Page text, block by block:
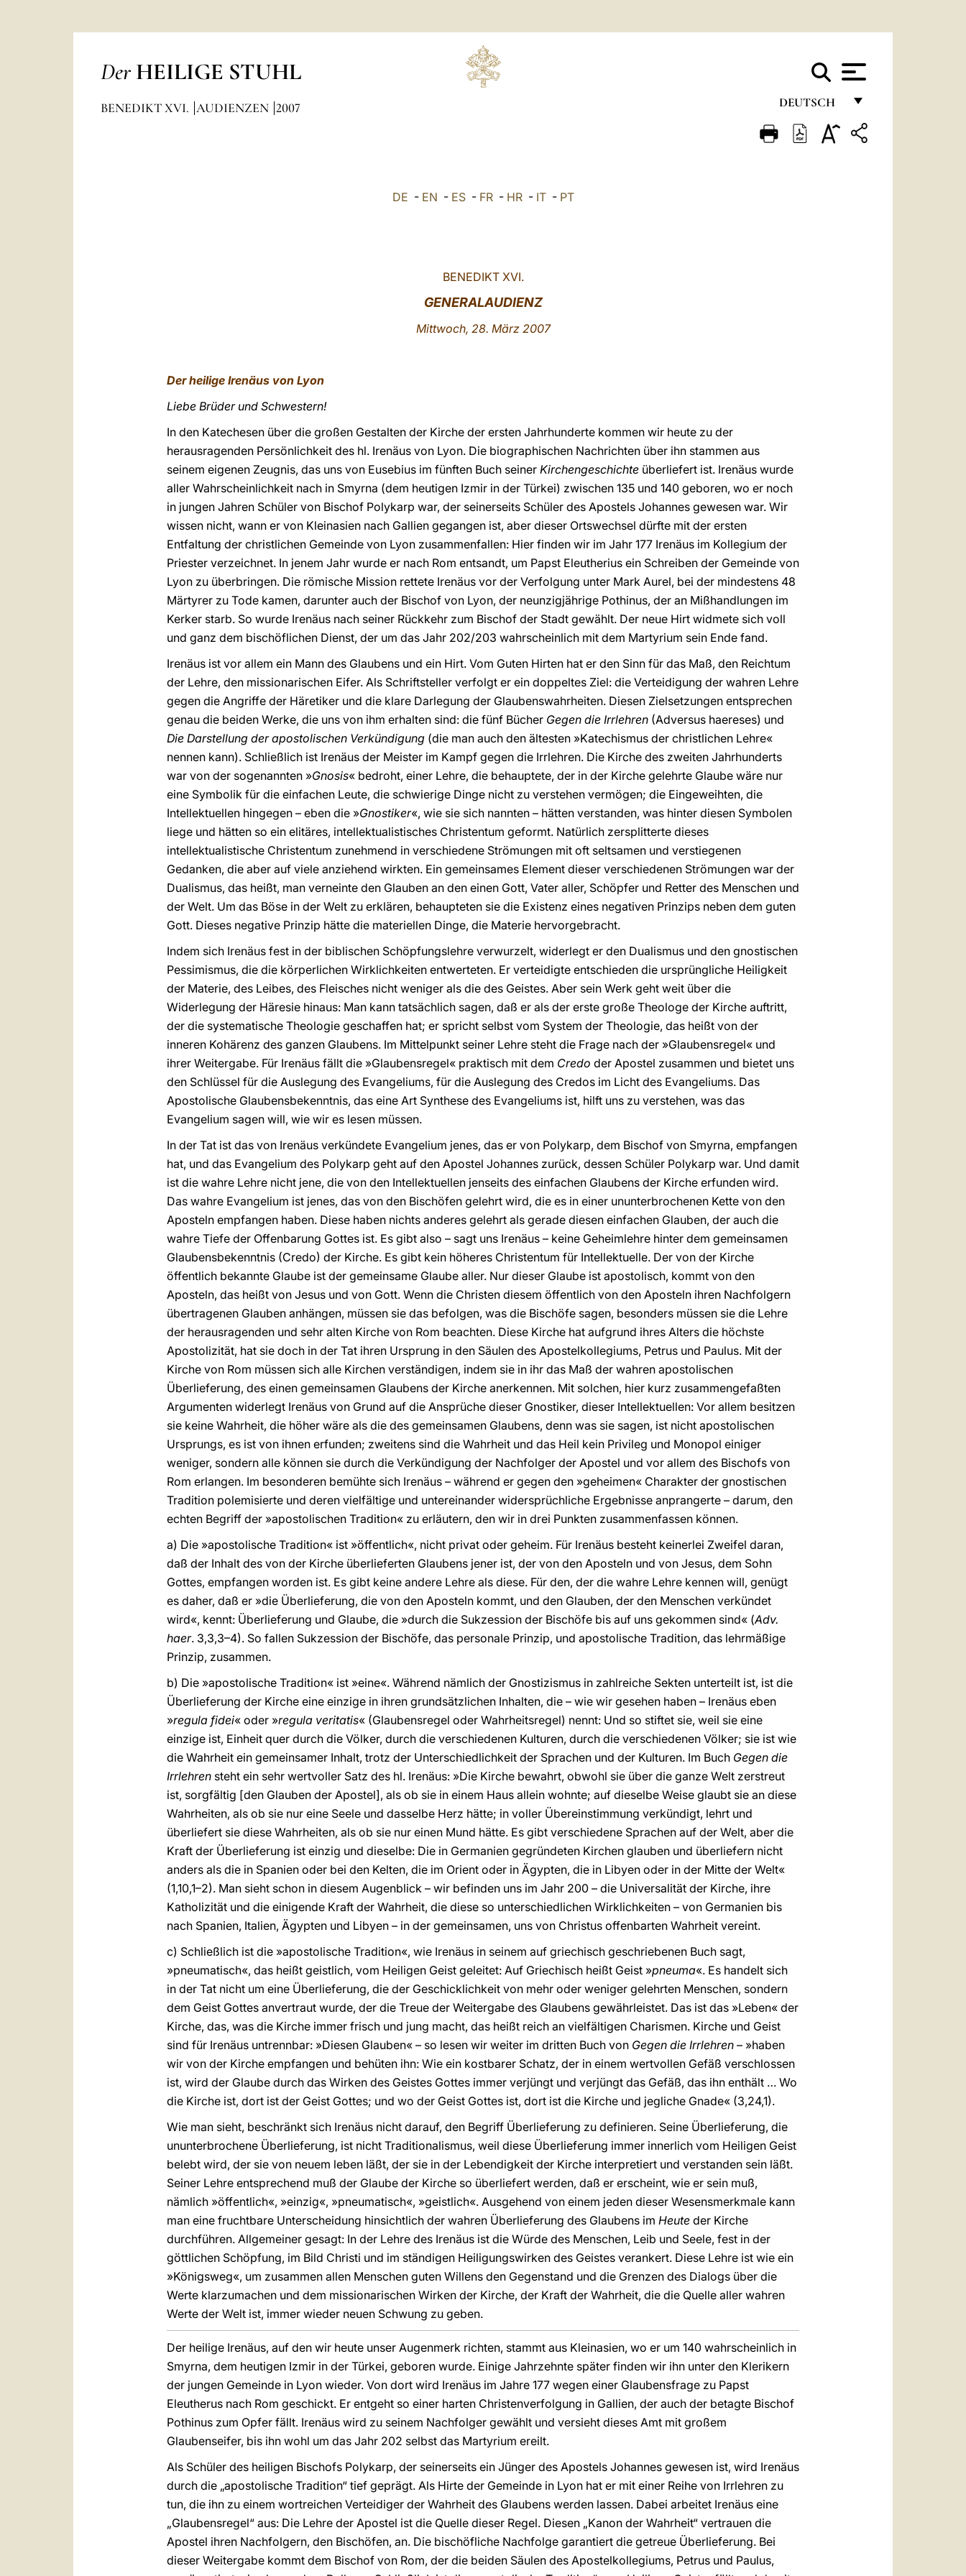
Der HEILIGE STUHL
DEUTSCH
FRANÇAIS
BENEDIKT XVI. AUDIENZEN 2007
DE - EN - ES- FR- HR- IT- PT
BENEDIKT XVI.
GENERALAUDIENZ
Mittwoch, 28. März 2007
Der heilige Irenäus von Lyon
Liebe Brüder und Schwestern!
In den Katechesen über die großen Gestalten der Kirche der ersten Jahrhunderte kommen wir heute zu der
herausragenden Persönlichkeit des hl. Irenäus von Lyon. Die biographischen Nachrichten über ihn stammen aus
seinem eigenen Zeugnis, das uns von Eusebius im fünften Buch seiner Kirchengeschichte überliefert ist. Irenäus wurde
aller Wahrscheinlichkeit nach in Smyrna (dem heutigen Izmir in der Türkei) zwischen 135 und 140 geboren, wo er noch
in jungen Jahren Schüler von Bischof Polykarp war, der seinerseits Schüler des Apostels Johannes gewesen war. Wir
wissen nicht, wann er von Kleinasien nach Gallien gegangen ist, aber dieser Ortswechsel dürfte mit der ersten
Entfaltung der christlichen Gemeinde von Lyon zusammenfallen: Hier finden wir im Jahr 177 Irenäus im Kollegium der
Priester verzeichnet. In jenem Jahr wurde er nach Rom entsandt, um Papst Eleutherius ein Schreiben der Gemeinde von
Lyon zu überbringen. Die römische Mission rettete Irenäus vor der Verfolgung unter Mark Aurel, bei der mindestens 48
Märtyrer zu Tode kamen, darunter auch der Bischof von Lyon, der neunzigjährige Pothinus, der an Mißhandlungen im
Kerker starb. So wurde Irenäus nach seiner Rückkehr zum Bischof der Stadt gewählt. Der neue Hirt widmete sich voll
und ganz dem bischöflichen Dienst, der um das Jahr 202/203 wahrscheinlich mit dem Martyrium sein Ende fand.
Irenäus ist vor allem ein Mann des Glaubens und ein Hirt. Vom Guten Hirten hat er den Sinn für das Maß, den Reichtum
der Lehre, den missionarischen Eifer. Als Schriftsteller verfolgt er ein doppeltes Ziel: die Verteidigung der wahren Lehre
gegen die Angriffe der Häretiker und die klare Darlegung der Glaubenswahrheiten. Diesen Zielsetzungen entsprechen
genau die beiden Werke, die uns von ihm erhalten sind: die fünf Bücher Gegen die Irrlehren (Adversus haereses) und
Die Darstellung der apostolischen Verkündigung (die man auch den ältesten »Katechismus der christlichen Lehre«
nennen kann). Schließlich ist Irenäus der Meister im Kampf gegen die Irrlehren. Die Kirche des zweiten Jahrhunderts
war von der sogenannten »Gnosis« bedroht, einer Lehre, die behauptete, der in der Kirche gelehrte Glaube wäre nur
eine Symbolik für die einfachen Leute, die schwierige Dinge nicht zu verstehen vermögen; die Eingeweihten, die
Intellektuellen hingegen – eben die »Gnostiker«, wie sie sich nannten – hätten verstanden, was hinter diesen Symbolen
liege und hätten so ein elitäres, intellektualistisches Christentum geformt. Natürlich zersplitterte dieses
intellektualistische Christentum zunehmend in verschiedene Strömungen mit oft seltsamen und verstiegenen
Gedanken, die aber auf viele anziehend wirkten. Ein gemeinsames Element dieser verschiedenen Strömungen war der
Dualismus, das heißt, man verneinte den Glauben an den einen Gott, Vater aller, Schöpfer und Retter des Menschen und
der Welt. Um das Böse in der Welt zu erklären, behaupteten sie die Existenz eines negativen Prinzips neben dem guten
Gott. Dieses negative Prinzip hätte die materiellen Dinge, die Materie hervorgebracht.
Indem sich Irenäus fest in der biblischen Schöpfungslehre verwurzelt, widerlegt er den Dualismus und den gnostischen
Pessimismus, die die körperlichen Wirklichkeiten entwerteten. Er verteidigte entschieden die ursprüngliche Heiligkeit
der Materie, des Leibes, des Fleisches nicht weniger als die des Geistes. Aber sein Werk geht weit über die
Widerlegung der Häresie hinaus: Man kann tatsächlich sagen, daß er als der erste große Theologe der Kirche auftritt,
der die systematische Theologie geschaffen hat; er spricht selbst vom System der Theologie, das heißt von der
inneren Kohärenz des ganzen Glaubens. Im Mittelpunkt seiner Lehre steht die Frage nach der »Glaubensregel« und
ihrer Weitergabe. Für Irenäus fällt die »Glaubensregel« praktisch mit dem Credo der Apostel zusammen und bietet uns
den Schlüssel für die Auslegung des Evangeliums, für die Auslegung des Credos im Licht des Evangeliums. Das
Apostolische Glaubensbekenntnis, das eine Art Synthese des Evangeliums ist, hilft uns zu verstehen, was das
Evangelium sagen will, wie wir es lesen müssen.
In der Tat ist das von Irenäus verkündete Evangelium jenes, das er von Polykarp, dem Bischof von Smyrna, empfangen
hat, und das Evangelium des Polykarp geht auf den Apostel Johannes zurück, dessen Schüler Polykarp war. Und damit
ist die wahre Lehre nicht jene, die von den Intellektuellen jenseits des einfachen Glaubens der Kirche erfunden wird.
Das wahre Evangelium ist jenes, das von den Bischöfen gelehrt wird, die es in einer ununterbrochenen Kette von den
Aposteln empfangen haben. Diese haben nichts anderes gelehrt als gerade diesen einfachen Glauben, der auch die
wahre Tiefe der Offenbarung Gottes ist. Es gibt also – sagt uns Irenäus – keine Geheimlehre hinter dem gemeinsamen
Glaubensbekenntnis (Credo) der Kirche. Es gibt kein höheres Christentum für Intellektuelle. Der von der Kirche
öffentlich bekannte Glaube ist der gemeinsame Glaube aller. Nur dieser Glaube ist apostolisch, kommt von den
Aposteln, das heißt von Jesus und von Gott. Wenn die Christen diesem öffentlich von den Aposteln ihren Nachfolgern
übertragenen Glauben anhängen, müssen sie das befolgen, was die Bischöfe sagen, besonders müssen sie die Lehre
der herausragenden und sehr alten Kirche von Rom beachten. Diese Kirche hat aufgrund ihres Alters die höchste
Apostolizität, hat sie doch in der Tat ihren Ursprung in den Säulen des Apostelkollegiums, Petrus und Paulus. Mit der
Kirche von Rom müssen sich alle Kirchen verständigen, indem sie in ihr das Maß der wahren apostolischen
Überlieferung, des einen gemeinsamen Glaubens der Kirche anerkennen. Mit solchen, hier kurz zusammengefaßten
Argumenten widerlegt Irenäus von Grund auf die Ansprüche dieser Gnostiker, dieser Intellektuellen: Vor allem besitzen
sie keine Wahrheit, die höher wäre als die des gemeinsamen Glaubens, denn was sie sagen, ist nicht apostolischen
Ursprungs, es ist von ihnen erfunden; zweitens sind die Wahrheit und das Heil kein Privileg und Monopol einiger
weniger, sondern alle können sie durch die Verkündigung der Nachfolger der Apostel und vor allem des Bischofs von
Rom erlangen. Im besonderen bemühte sich Irenäus – während er gegen den »geheimen« Charakter der gnostischen
Tradition polemisierte und deren vielfältige und untereinander widersprüchliche Ergebnisse anprangerte – darum, den
echten Begriff der »apostolischen Tradition« zu erläutern, den wir in drei Punkten zusammenfassen können.
a) Die »apostolische Tradition« ist »öffentlich«, nicht privat oder geheim. Für Irenäus besteht keinerlei Zweifel daran,
daß der Inhalt des von der Kirche überlieferten Glaubens jener ist, der von den Aposteln und von Jesus, dem Sohn
Gottes, empfangen worden ist. Es gibt keine andere Lehre als diese. Für den, der die wahre Lehre kennen will, genügt
es daher, daß er »die Überlieferung, die von den Aposteln kommt, und den Glauben, der den Menschen verkündet
wird«, kennt: Überlieferung und Glaube, die »durch die Sukzession der Bischöfe bis auf uns gekommen sind« (Adv.
haer. 3,3,3–4). So fallen Sukzession der Bischöfe, das personale Prinzip, und apostolische Tradition, das lehrmäßige
Prinzip, zusammen.
b) Die »apostolische Tradition« ist »eine«. Während nämlich der Gnostizismus in zahlreiche Sekten unterteilt ist, ist die
Überlieferung der Kirche eine einzige in ihren grundsätzlichen Inhalten, die – wie wir gesehen haben – Irenäus eben
»regula fidei« oder »regula veritatis« (Glaubensregel oder Wahrheitsregel) nennt: Und so stiftet sie, weil sie eine
einzige ist, Einheit quer durch die Völker, durch die verschiedenen Kulturen, durch die verschiedenen Völker; sie ist wie
die Wahrheit ein gemeinsamer Inhalt, trotz der Unterschiedlichkeit der Sprachen und der Kulturen. Im Buch Gegen die
Irrlehren steht ein sehr wertvoller Satz des hl. Irenäus: »Die Kirche bewahrt, obwohl sie über die ganze Welt zerstreut
ist, sorgfältig [den Glauben der Apostel], als ob sie in einem Haus allein wohnte; auf dieselbe Weise glaubt sie an diese
Wahrheiten, als ob sie nur eine Seele und dasselbe Herz hätte; in voller Übereinstimmung verkündigt, lehrt und
überliefert sie diese Wahrheiten, als ob sie nur einen Mund hätte. Es gibt verschiedene Sprachen auf der Welt, aber die
Kraft der Überlieferung ist einzig und dieselbe: Die in Germanien gegründeten Kirchen glauben und überliefern nicht
anders als die in Spanien oder bei den Kelten, die im Orient oder in Ägypten, die in Libyen oder in der Mitte der Welt«
(1,10,1–2). Man sieht schon in diesem Augenblick – wir befinden uns im Jahr 200 – die Universalität der Kirche, ihre
Katholizität und die einigende Kraft der Wahrheit, die diese so unterschiedlichen Wirklichkeiten – von Germanien bis
nach Spanien, Italien, Ägypten und Libyen – in der gemeinsamen, uns von Christus offenbarten Wahrheit vereint.
c) Schließlich ist die »apostolische Tradition«, wie Irenäus in seinem auf griechisch geschriebenen Buch sagt,
»pneumatisch«, das heißt geistlich, vom Heiligen Geist geleitet: Auf Griechisch heißt Geist »pneuma«. Es handelt sich
in der Tat nicht um eine Überlieferung, die der Geschicklichkeit von mehr oder weniger gelehrten Menschen, sondern
dem Geist Gottes anvertraut wurde, der die Treue der Weitergabe des Glaubens gewährleistet. Das ist das »Leben« der
Kirche, das, was die Kirche immer frisch und jung macht, das heißt reich an vielfältigen Charismen. Kirche und Geist
sind für Irenäus untrennbar: »Diesen Glauben« – so lesen wir weiter im dritten Buch von Gegen die Irrlehren – »haben
wir von der Kirche empfangen und behüten ihn: Wie ein kostbarer Schatz, der in einem wertvollen Gefäß verschlossen
ist, wird der Glaube durch das Wirken des Geistes Gottes immer verjüngt und verjüngt das Gefäß, das ihn enthält … Wo
die Kirche ist, dort ist der Geist Gottes; und wo der Geist Gottes ist, dort ist die Kirche und jegliche Gnade« (3,24,1).
Wie man sieht, beschränkt sich Irenäus nicht darauf, den Begriff Überlieferung zu definieren. Seine Überlieferung, die
ununterbrochene Überlieferung, ist nicht Traditionalismus, weil diese Überlieferung immer innerlich vom Heiligen Geist
belebt wird, der sie von neuem leben läßt, der sie in der Lebendigkeit der Kirche interpretiert und verstanden sein läßt.
Seiner Lehre entsprechend muß der Glaube der Kirche so überliefert werden, daß er erscheint, wie er sein muß,
nämlich »öffentlich«, »einzig«, »pneumatisch«, »geistlich«. Ausgehend von einem jeden dieser Wesensmerkmale kann
man eine fruchtbare Unterscheidung hinsichtlich der wahren Überlieferung des Glaubens im Heute der Kirche
durchführen. Allgemeiner gesagt: In der Lehre des Irenäus ist die Würde des Menschen, Leib und Seele, fest in der
göttlichen Schöpfung, im Bild Christi und im ständigen Heiligungswirken des Geistes verankert. Diese Lehre ist wie ein
»Königsweg«, um zusammen allen Menschen guten Willens den Gegenstand und die Grenzen des Dialogs über die
Werte klarzumachen und dem missionarischen Wirken der Kirche, der Kraft der Wahrheit, die die Quelle aller wahren
Werte der Welt ist, immer wieder neuen Schwung zu geben.
Der heilige Irenäus, auf den wir heute unser Augenmerk richten, stammt aus Kleinasien, wo er um 140 wahrscheinlich in
Smyrna, dem heutigen Izmir in der Türkei, geboren wurde. Einige Jahrzehnte später finden wir ihn unter den Klerikern
der jungen Gemeinde in Lyon wieder. Von dort wird Irenäus im Jahre 177 wegen einer Glaubensfrage zu Papst
Eleutherus nach Rom geschickt. Er entgeht so einer harten Christenverfolgung in Gallien, der auch der betagte Bischof
Pothinus zum Opfer fällt. Irenäus wird zu seinem Nachfolger gewählt und versieht dieses Amt mit großem
Glaubenseifer, bis ihn wohl um das Jahr 202 selbst das Martyrium ereilt.
Als Schüler des heiligen Bischofs Polykarp, der seinerseits ein Jünger des Apostels Johannes gewesen ist, wird Irenäus
durch die „apostolische Tradition“ tief geprägt. Als Hirte der Gemeinde in Lyon hat er mit einer Reihe von Irrlehren zu
tun, die ihn zu einem wortreichen Verteidiger der Wahrheit des Glaubens werden lassen. Dabei arbeitet Irenäus eine
„Glaubensregel“ aus: Die Lehre der Apostel ist die Quelle dieser Regel. Diesen „Kanon der Wahrheit“ vertrauen die
Apostel ihren Nachfolgern, den Bischöfen, an. Die bischöfliche Nachfolge garantiert die getreue Überlieferung. Bei
dieser Weitergabe kommt dem Bischof von Rom, der die beiden Säulen des Apostelkollegiums, Petrus und Paulus,